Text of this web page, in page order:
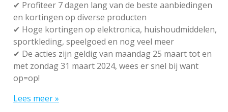
✔ Profiteer 7 dagen lang van de beste aanbiedingen
en kortingen op diverse producten
✔ Hoge kortingen op elektronica, huishoudmiddelen,
sportkleding, speelgoed en nog veel meer
✔ De acties zijn geldig van maandag 25 maart tot en
met zondag 31 maart 2024, wees er snel bij want
op=op!
Lees meer »